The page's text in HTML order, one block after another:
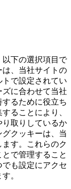
下の選択項目で
、当社サイトの
で設定されてい
に合わせて当社
るために役立ち
ることにより、
取りしているか
クッキーは、当
す。これらのク
で管理すること
も設定にアクセ
。